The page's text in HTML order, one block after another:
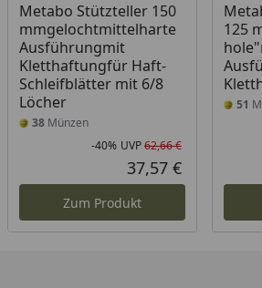
Metabo Stützteller 150
mmgelochtmittelharte
Ausführungmit
Kletthaftungfür Haft-
Schleifblätter mit 6/8
Löcher
38 Münzen
Rabatt in
-40% UVP62,66 €
Aktueller
37,57 €
Zum Produkt
125
51